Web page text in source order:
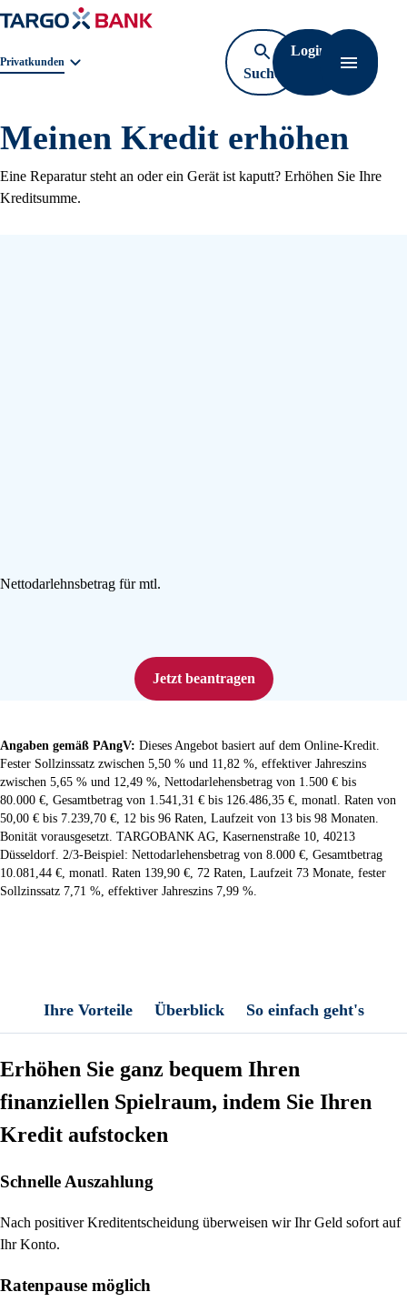
Geschäftsbereichnavigation. Aktuelle Auswahl:
Privatkunden
Suche
öffnen
Login
Meinen Kredit erhöhen
Eine Reparatur steht an oder ein Gerät ist kaputt? Erhöhen Sie Ihre
Kreditsumme.
Nettodarlehnsbetrag fürmtl.
Jetzt beantragen
Angaben gemäß PAngV: Dieses Angebot basiert auf dem Online-Kredit.
Fester Sollzinssatz zwischen 5,50 % und 11,82 %, effektiver Jahreszins
zwischen 5,65 % und 12,49 %, Nettodarlehensbetrag von 1.500 € bis
80.000 €, Gesamtbetrag von 1.541,31 € bis 126.486,35 €, monatl. Raten von
50,00 € bis 7.239,70 €, 12 bis 96 Raten, Laufzeit von 13 bis 98 Monaten.
Bonität vorausgesetzt. TARGOBANK AG, Kasernenstraße 10, 40213
Düsseldorf. 2/3-Beispiel: Nettodarlehensbetrag von 8.000 €, Gesamtbetrag
10.081,44 €, monatl. Raten 139,90 €, 72 Raten, Laufzeit 73 Monate, fester
Sollzinssatz 7,71 %, effektiver Jahreszins 7,99 %.
Ihre Vorteile Überblick So einfach geht's
Erhöhen Sie ganz bequem Ihren
finanziellen Spielraum, indem Sie Ihren
Kredit aufstocken
Schnelle Auszahlung
Nach positiver Kreditentscheidung überweisen wir Ihr Geld sofort auf
Ihr Konto.
Ratenpause möglich